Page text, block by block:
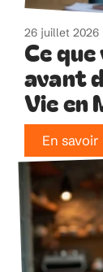
26 juillet 2026
Ce
avant
Vie en
En savoir